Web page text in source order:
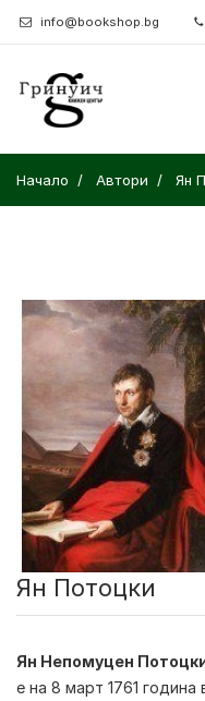
info@bookshop.bg
Начало Автори Ян
Ян Потоцки
Ян Непомуцен
е на 8 март 1761